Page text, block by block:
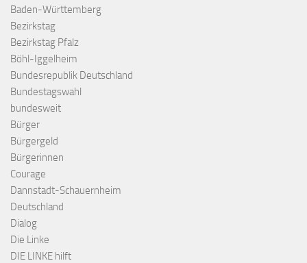
Baden-Württemberg
Bezirkstag
Bezirkstag Pfalz
Böhl-Iggelheim
Bundesrepublik Deutschland
Bundestagswahl
bundesweit
Bürger
Bürgergeld
Bürgerinnen
Courage
Dannstadt-Schauernheim
Deutschland
Dialog
Die Linke
DIE LINKE hilft